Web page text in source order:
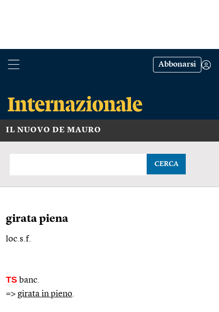
Abbonarsi
IL NUOVO DE MAURO
CERCA
girata piena
loc.s.f.
TS banc.
=> girata in pieno